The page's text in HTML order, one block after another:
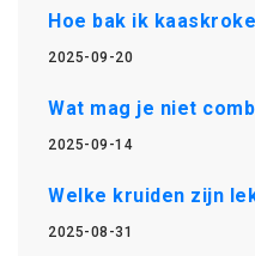
Hoe bak ik
2025-09-20
Wat mag je niet
2025-09-14
Welke kruiden zijn
2025-08-31